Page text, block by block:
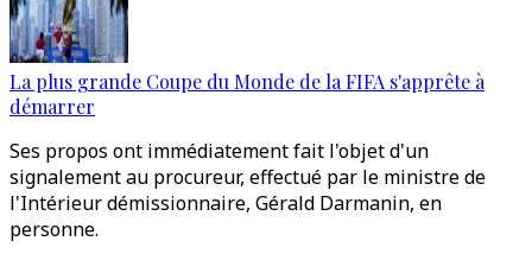
La plus grande Coupe du Monde de la FIFA s'apprête à
démarrer
Ses propos ont immédiatement fait l'objet d'un
signalement au procureur, effectué par le ministre de
l'Intérieur démissionnaire, Gérald Darmanin, en
personne.